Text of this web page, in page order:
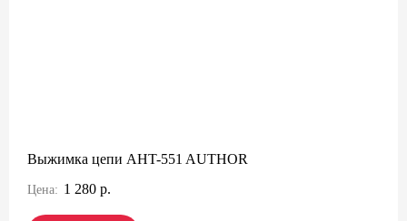
Выжимка цепи AHT-551 AUTHOR
Цена: 1 280 р.